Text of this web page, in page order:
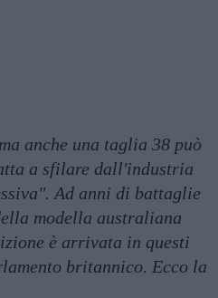
anche una taglia 38 può
a sfilare dall'industria
Ad anni di battaglie
modella australiana
è arrivata in questi
britannico. Ecco la